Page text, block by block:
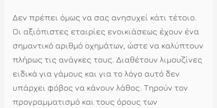
Δεν πρέπει όμως να σας ανησυχεί κάτι τέτοιο.
Οι αξιόπιστες εταιρίες ενοικιάσεως έχουν ένα
σημαντικό αριθμό οχημάτων, ώστε να καλύπτουν
πλήρως τις ανάγκες τους. Διαθέτουν λιμουζίνες
ειδικά για γάμους και για το λόγο αυτό δεν
υπάρχει φόβος να κάνουν λάθος. Τηρούν τον
προγραμματισμό και τους όρους των